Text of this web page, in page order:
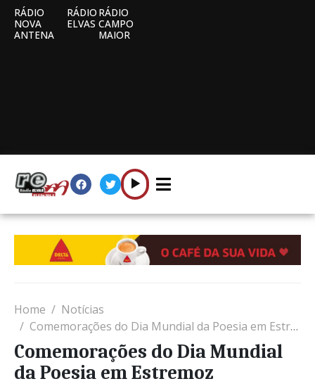
RÁDIO
NOVA
ANTENA
RÁDIO
ELVAS
RÁDIO
CAMPO
MAIOR
Home
Notícias
Comemorações do Dia Mundial da Poesia em Estremoz canceladas
Comemorações do Dia Mundial
da Poesia em Estremoz